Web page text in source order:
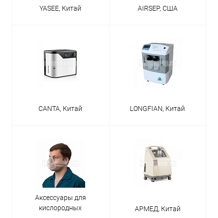
YASEE, Китай AIRSEP, США
CANTA, Китай LONGFIAN, Китай
Аксессуары для
кислородных
АРМЕД, Китай